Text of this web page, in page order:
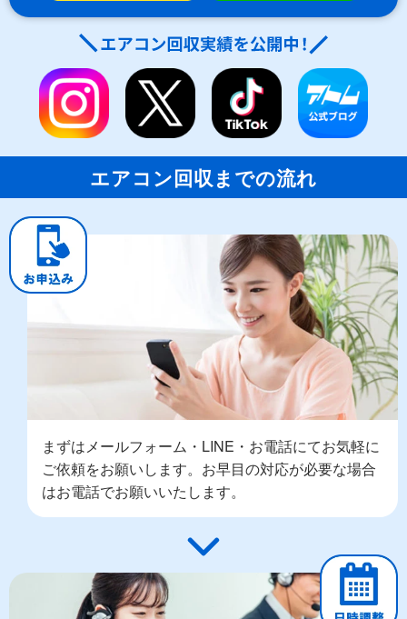
エアコン回収までの流れ
まずはメールフォーム・LINE・お電話にてお気軽に
ご依頼をお願いします。お早目の対応が必要な場合
はお電話でお願いいたします。